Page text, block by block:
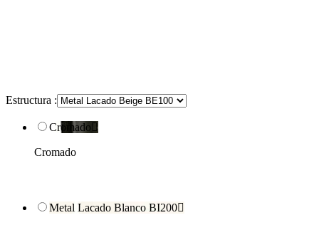
Estructura :
Cromado 
Cromado
Metal Lacado Blanco BI200